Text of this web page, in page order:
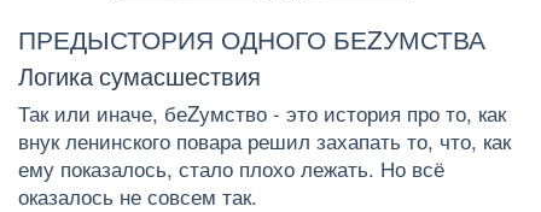
ПРЕДЫСТОРИЯ ОДНОГО БЕZУМСТВА
Логика сумасшествия
Так или иначе, беZумство - это история про то, как
внук ленинского повара решил захапать то, что, как
ему показалось, стало плохо лежать. Но всё
оказалось не совсем так.